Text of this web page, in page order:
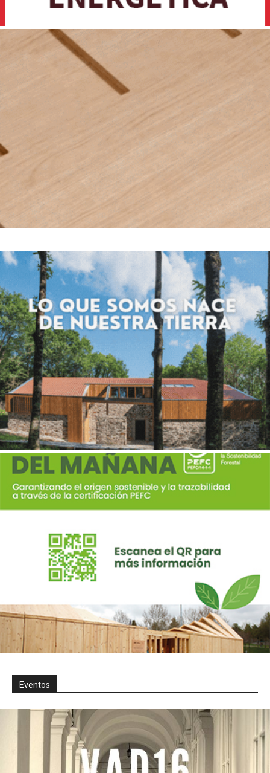
Eventos